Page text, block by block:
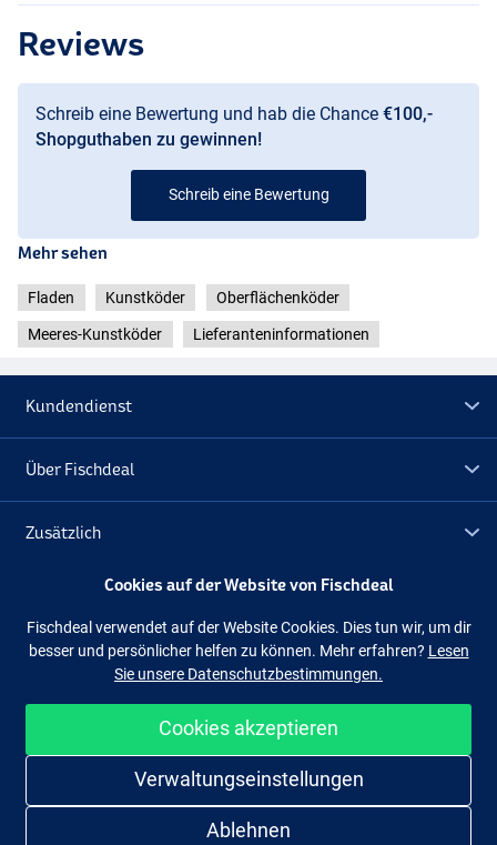
White
Reviews
Schreib eine Bewertung und hab die Chance €100,-
Shopguthaben zu gewinnen!
Schreib eine Bewertung
Mehr sehen
Fladen Kunstköder Oberflächenköder
Meeres-Kunstköder Lieferanteninformationen
Kundendienst
Über Fischdeal
Zusätzlich
Lagerräumung
Facebook
Einfach und sicher shoppen
Cookies auf der Website von Fischdeal
Fischdeal verwendet auf der Website Cookies. Dies tun wir, um dir
besser und persönlicher helfen zu können. Mehr erfahren? Lesen
Sie unsere Datenschutzbestimmungen.
Cookies akzeptieren
Verwaltungseinstellungen
Ablehnen